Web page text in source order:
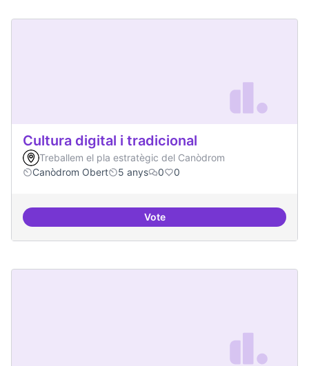
Cultura digital i tradicional
Treballem el pla estratègic del Canòdrom
Canòdrom Obert
5 anys 0 0
VoteCultura digital i tradicional